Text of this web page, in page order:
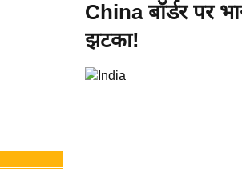
China बॉर्डर पर
झटका!